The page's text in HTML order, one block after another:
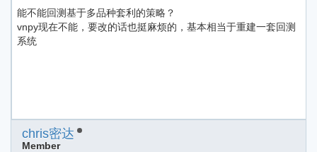
能不能回测基于多品种套利的策略？
vnpy现在不能，要改的话也挺麻烦的，基本相当于重建一套回测
系统
chris密达
Member